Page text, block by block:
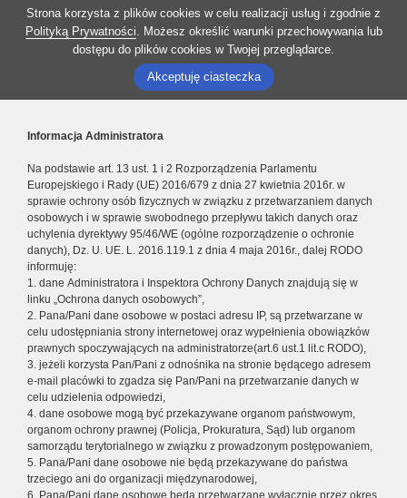
Strona korzysta z plików cookies w celu realizacji usług i zgodnie z
Polityką Prywatności. Możesz określić warunki przechowywania lub
dostępu do plików cookies w Twojej przeglądarce.
Akceptuję ciasteczka
Informacja Administratora
Na podstawie art. 13 ust. 1 i 2 Rozporządzenia Parlamentu
Europejskiego i Rady (UE) 2016/679 z dnia 27 kwietnia 2016r. w
sprawie ochrony osób fizycznych w związku z przetwarzaniem danych
osobowych i w sprawie swobodnego przepływu takich danych oraz
uchylenia dyrektywy 95/46/WE (ogólne rozporządzenie o ochronie
danych), Dz. U. UE. L. 2016.119.1 z dnia 4 maja 2016r., dalej RODO
informuję:
1. dane Administratora i Inspektora Ochrony Danych znajdują się w
linku „Ochrona danych osobowych”,
2. Pana/Pani dane osobowe w postaci adresu IP, są przetwarzane w
celu udostępniania strony internetowej oraz wypełnienia obowiązków
prawnych spoczywających na administratorze(art.6 ust.1 lit.c RODO),
3. jeżeli korzysta Pan/Pani z odnośnika na stronie będącego adresem
e-mail placówki to zgadza się Pan/Pani na przetwarzanie danych w
celu udzielenia odpowiedzi,
4. dane osobowe mogą być przekazywane organom państwowym,
organom ochrony prawnej (Policja, Prokuratura, Sąd) lub organom
samorządu terytorialnego w związku z prowadzonym postępowaniem,
5. Pana/Pani dane osobowe nie będą przekazywane do państwa
trzeciego ani do organizacji międzynarodowej,
6. Pana/Pani dane osobowe będą przetwarzane wyłącznie przez okres